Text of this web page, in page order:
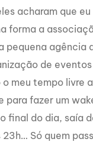
acharam que
forma a
pequena agência
de
meu tempo livre
para fazer um
final do dia, saía
Só quem